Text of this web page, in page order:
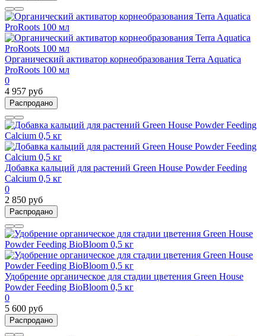
Органический активатор корнеобразования Terra Aquatica
ProRoots 100 мл
0
4 957 руб
Распродано
Добавка кальций для растений Green House Powder Feeding
Calcium 0,5 кг
0
2 850 руб
Распродано
Удобрение органическое для стадии цветения Green House
Powder Feeding BioBloom 0,5 кг
0
5 600 руб
Распродано